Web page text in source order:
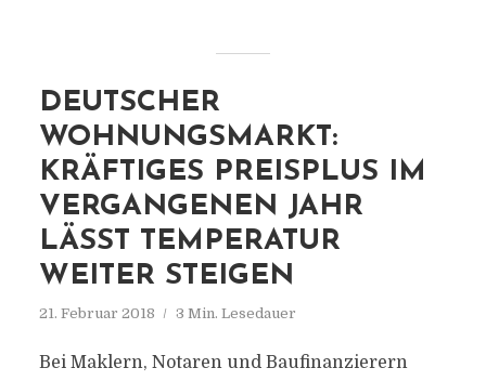
DEUTSCHER
WOHNUNGSMARKT:
KRÄFTIGES PREISPLUS IM
VERGANGENEN JAHR
LÄSST TEMPERATUR
WEITER STEIGEN
21. Februar 2018 3 Min. Lesedauer
Bei Maklern, Notaren und Baufinanzierern